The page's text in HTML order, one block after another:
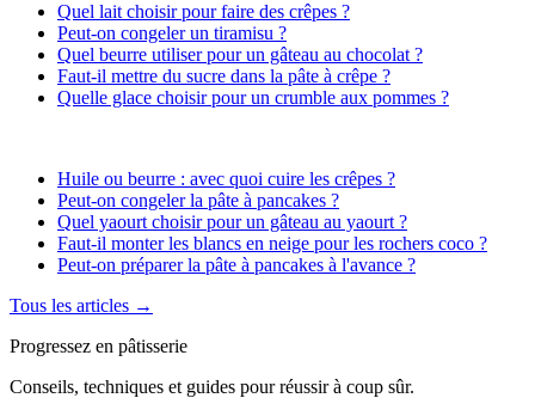
Quel lait choisir pour faire des crêpes ?
Peut-on congeler un tiramisu ?
Quel beurre utiliser pour un gâteau au chocolat ?
Faut-il mettre du sucre dans la pâte à crêpe ?
Quelle glace choisir pour un crumble aux pommes ?
Huile ou beurre : avec quoi cuire les crêpes ?
Peut-on congeler la pâte à pancakes ?
Quel yaourt choisir pour un gâteau au yaourt ?
Faut-il monter les blancs en neige pour les rochers coco ?
Peut-on préparer la pâte à pancakes à l'avance ?
Tous les articles →
Progressez en pâtisserie
Conseils, techniques et guides pour réussir à coup sûr.